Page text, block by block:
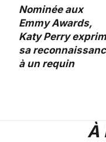
Nominée aux
Emmy Awards,
Katy Perry
sa
à un requin
À